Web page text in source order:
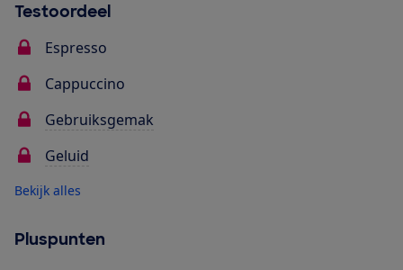
Testoordeel
Espresso
Cappuccino
Gebruiksgemak
Geluid
Bekijk alles
Pluspunten